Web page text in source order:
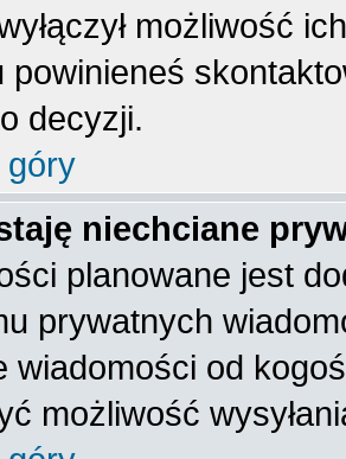
możliwość
powinieneś
decyzji.
góry
niechciane
planowane jest
prywatnych
wiadomości od
możliwość